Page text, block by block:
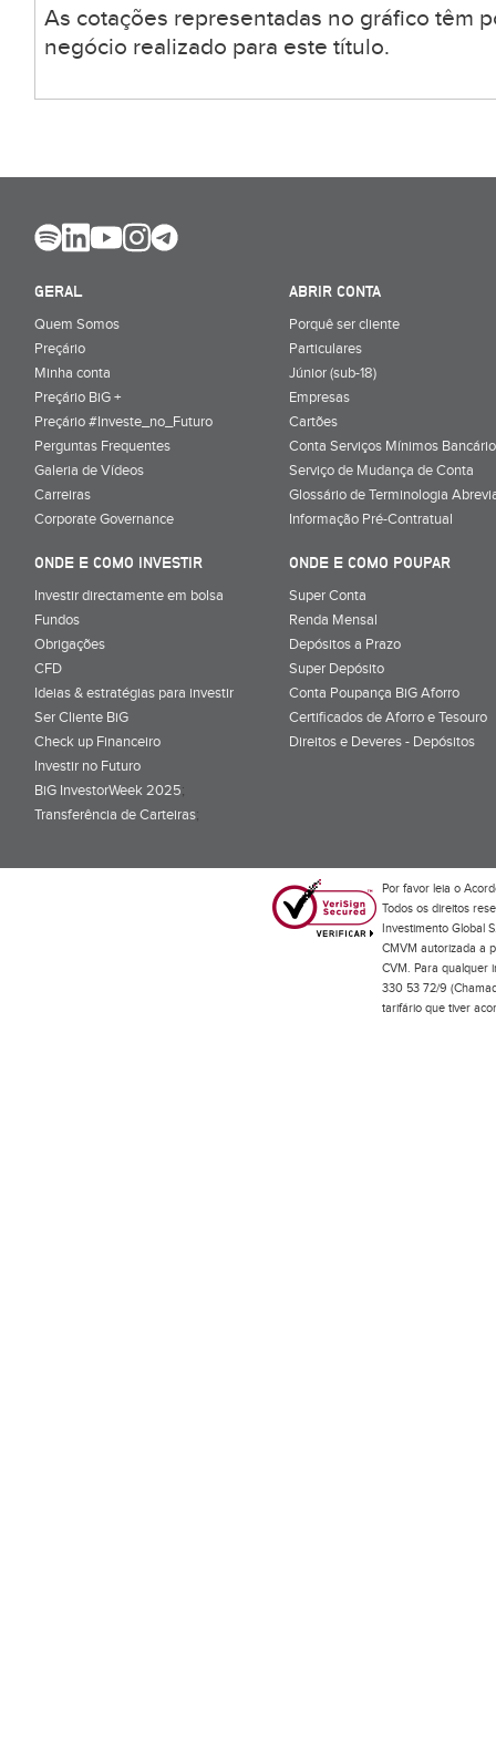
As cotações representadas no gráfico têm
negócio realizado para este título.
GERAL
Quem Somos
Preçário
Minha conta
Preçário BiG +
Preçário #Investe_no_Futuro
Perguntas Frequentes
Galeria de Vídeos
Carreiras
Corporate Governance
ABRIR CONTA
Porquê ser cliente
Particulares
Júnior (sub-18)
Empresas
Cartões
Conta Serviços Mínimos
Serviço de Mudança de Conta
Glossário de Terminologia
Informação Pré-Contratual
ONDE E COMO INVESTIR
Investir directamente em bolsa
Fundos
Obrigações
CFD
Ideias & estratégias para investir
Ser Cliente BiG
Check up Financeiro
Investir no Futuro
BiG InvestorWeek 2025;
Transferência de Carteiras;
ONDE E COMO POUPAR
Super Conta
Renda Mensal
Depósitos a Prazo
Super Depósito
Conta Poupança BiG Aforro
Certificados de Aforro e Tesouro
Direitos e Deveres - Depósitos
Por favor leia o
Todos os direitos
Investimento Global
CMVM autorizada a
CVM. Para qualquer
330 53 72/9
tarifário que tiver